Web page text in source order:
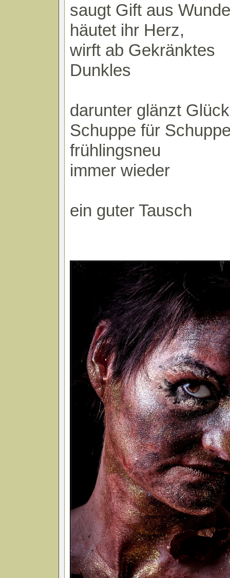
saugt Gift aus
häutet ihr Herz,
wirft ab Gekränktes
Dunkles
darunter glänzt Glück
Schuppe für
frühlingsneu
immer wieder
ein guter Tausch